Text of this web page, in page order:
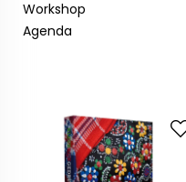
Workshop
Agenda